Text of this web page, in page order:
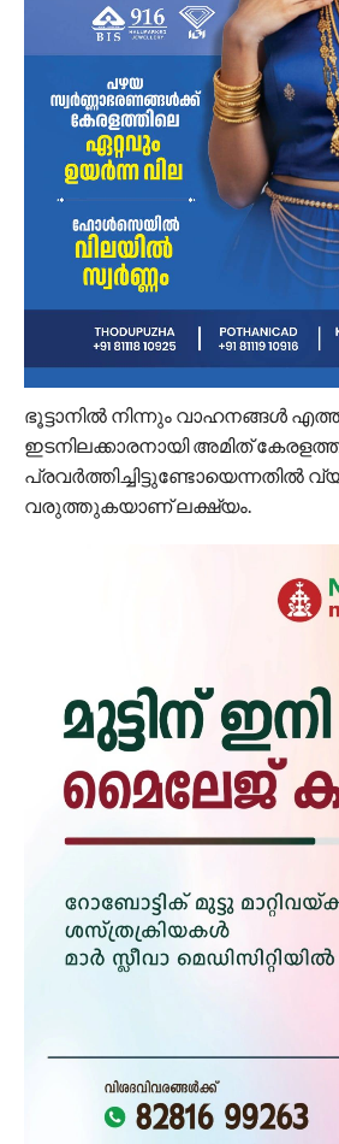
ഭൂട്ടാനിൽ നിന്നും വാഹനങ്ങള്‍
ഇടനിലക്കാരനായി അമിത്
പ്രവര്‍ത്തിച്ചിട്ടുണ്ടോയെന്നതില്‍
വരുത്തുകയാണ് ലക്ഷ്യം.